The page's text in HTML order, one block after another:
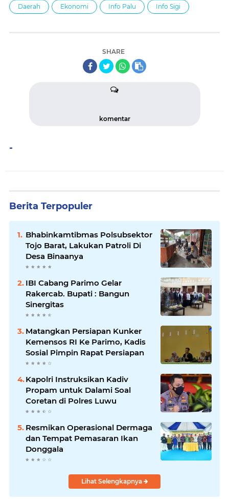
Daerah Ekonomi Info Palu Info Sigi
SHARE
komentar
-
Berita Terpopuler
Bhabinkamtibmas Polsubsektor
Tojo Barat, Lakukan Patroli Di
Desa Binaanya
IBI Cabang Parimo Gelar
Rakercab. Bupati : Bangun
Sinergitas
Matangkan Persiapan Kunker
Kemensos RI Ke Parimo, Kadis
Sosial Pimpin Rapat Persiapan
Kapolri Instruksikan Kadiv
Propam untuk Dalami Soal
Coretan di Polres Luwu
Resmikan Operasional Dermaga
dan Tempat Pemasaran Ikan
Donggala
Lihat Selengkapnya